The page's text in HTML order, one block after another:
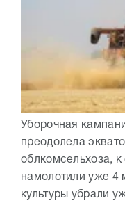
Уборочная
преодолела
облкомсельхоза,
намолотили уже 4
культуры убрали